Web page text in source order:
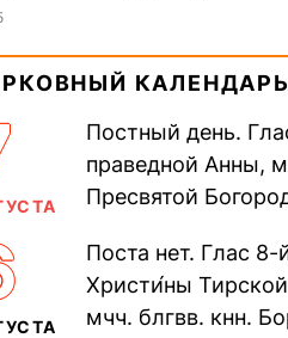
КАЛЕНДАРЬ
Постный день.
праведной Анны,
Пресвятой
прп. Евпракси́и
Поста нет. Глас
Христи́ны
мчч. блгвв. кнн.